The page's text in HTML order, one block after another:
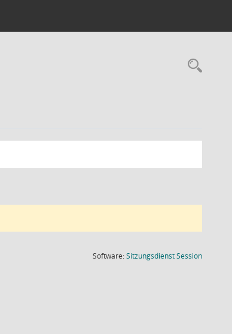
Software:SitzungsdienstSession(Wird in